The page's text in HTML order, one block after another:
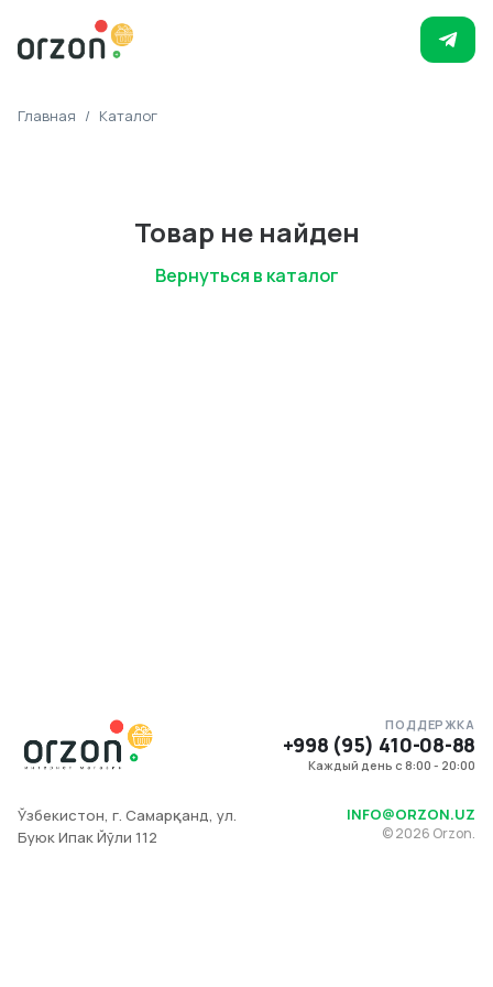
Главная / Каталог
Товар не найден
Вернуться в каталог
ПОДДЕРЖКА
+998 (95) 410-08-88
Каждый день с 8:00 - 20:00
Ўзбекистон, г. Самарқанд, ул.
Буюк Ипак Йўли 112
INFO@ORZON.UZ
©2026 Orzon.